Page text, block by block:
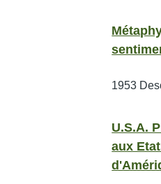
1953
U.S.A.
aux